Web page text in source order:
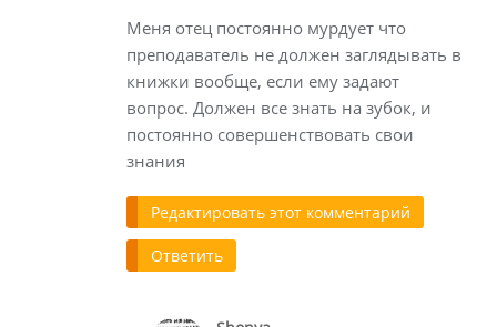
Меня отец постоянно мурдует что
преподаватель не должен заглядывать в
книжки вообще, если ему задают
вопрос. Должен все знать на зубок, и
постоянно совершенствовать свои
знания
Редактировать этот комментарий
Ответить